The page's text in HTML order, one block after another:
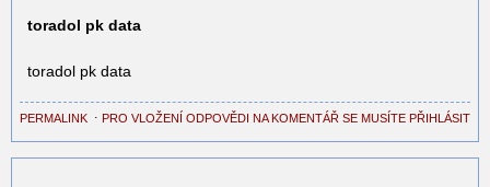
toradol pk data
toradol pk data
PERMALINK ⋅ PRO VLOŽENÍ ODPOVĚDI NA KOMENTÁŘ SE MUSÍTE PŘIHLÁSIT